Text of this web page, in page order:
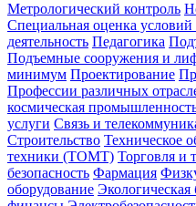
Метрологический контроль
Специальная оценка
деятельность Педагогика
Подъемные сооружения и
минимум Проектирование
Профессии различных
космическая
услуги Связь и
Строительство Техническое
техники (ТОМТ) Торговля и
безопасность Фармация
оборудование Экологическая